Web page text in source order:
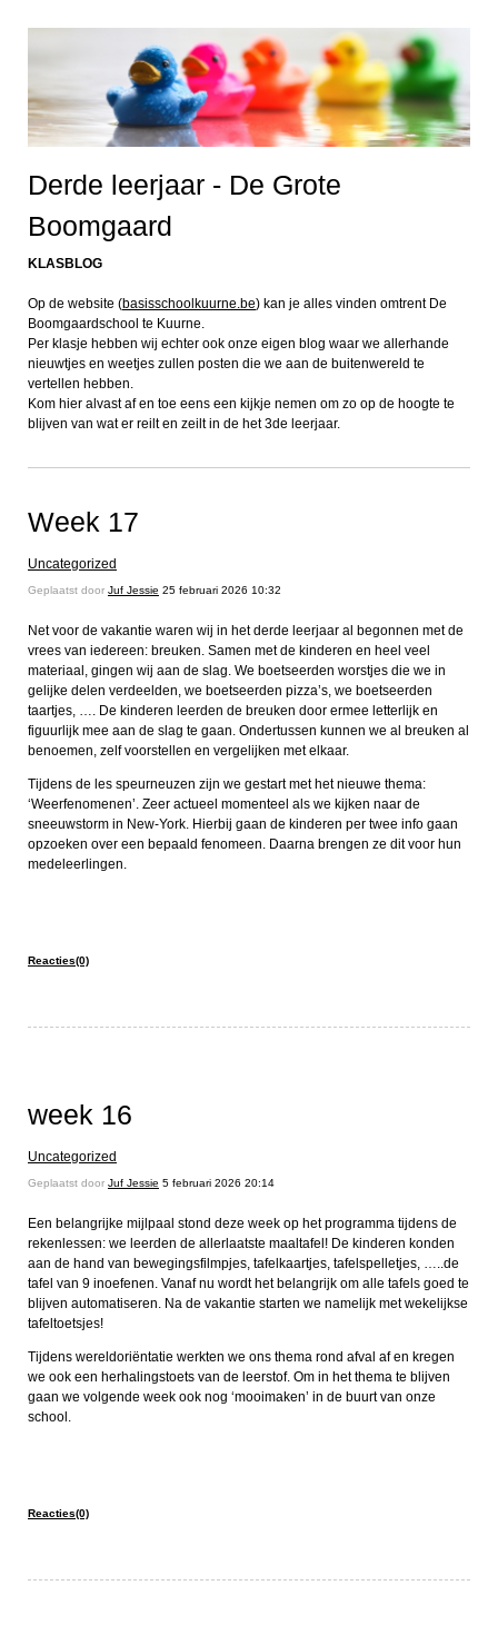
Derde leerjaar - De Grote
Boomgaard
KLASBLOG
Op de website (basisschoolkuurne.be) kan je alles vinden omtrent De
Boomgaardschool te Kuurne.
Per klasje hebben wij echter ook onze eigen blog waar we allerhande
nieuwtjes en weetjes zullen posten die we aan de buitenwereld te
vertellen hebben.
Kom hier alvast af en toe eens een kijkje nemen om zo op de hoogte te
blijven van wat er reilt en zeilt in de het 3de leerjaar.
Week 17
Uncategorized
Geplaatst door Juf Jessie 25 februari 2026 10:32
Net voor de vakantie waren wij in het derde leerjaar al begonnen met de
vrees van iedereen: breuken. Samen met de kinderen en heel veel
materiaal, gingen wij aan de slag. We boetseerden worstjes die we in
gelijke delen verdeelden, we boetseerden pizza’s, we boetseerden
taartjes, …. De kinderen leerden de breuken door ermee letterlijk en
figuurlijk mee aan de slag te gaan. Ondertussen kunnen we al breuken al
benoemen, zelf voorstellen en vergelijken met elkaar.
Tijdens de les speurneuzen zijn we gestart met het nieuwe thema:
‘Weerfenomenen’. Zeer actueel momenteel als we kijken naar de
sneeuwstorm in New-York. Hierbij gaan de kinderen per twee info gaan
opzoeken over een bepaald fenomeen. Daarna brengen ze dit voor hun
medeleerlingen.
Reacties(0)
week 16
Uncategorized
Geplaatst door Juf Jessie 5 februari 2026 20:14
Een belangrijke mijlpaal stond deze week op het programma tijdens de
rekenlessen: we leerden de allerlaatste maaltafel! De kinderen konden
aan de hand van bewegingsfilmpjes, tafelkaartjes, tafelspelletjes, …..de
tafel van 9 inoefenen. Vanaf nu wordt het belangrijk om alle tafels goed te
blijven automatiseren. Na de vakantie starten we namelijk met wekelijkse
tafeltoetsjes!
Tijdens wereldoriëntatie werkten we ons thema rond afval af en kregen
we ook een herhalingstoets van de leerstof. Om in het thema te blijven
gaan we volgende week ook nog ‘mooimaken’ in de buurt van onze
school.
Reacties(0)